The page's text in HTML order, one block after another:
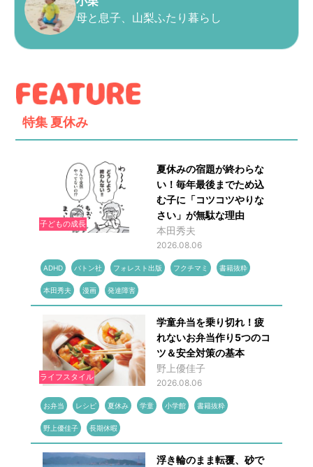
母と息子、山梨ふたり暮らし
特集 夏休み
子どもの成長
夏休みの宿題が終わらな
い！毎年最後までため込
む子に「コツコツやりな
さい」が無駄な理由
本田秀夫
2026.08.06
ADHD バトン社 フォレスト出版 フクチマミ 書籍抜粋
本田秀夫 漫画 発達障害
ライフスタイル
学童弁当を乗り切れ！疲
れないお弁当作り5つのコ
ツ＆安全対策の基本
野上優佳子
2026.08.06
お弁当 レシピ 夏休み 学童 小学館 書籍抜粋
野上優佳子 長期休暇
浮き輪のまま転覆、砂で